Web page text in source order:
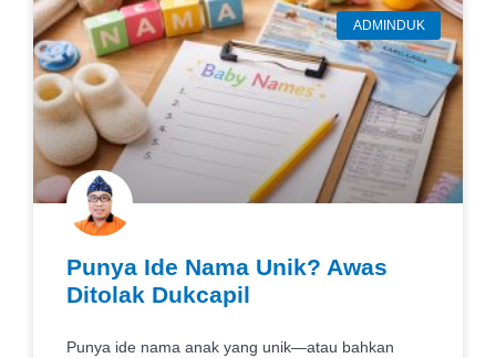
ADMINDUK
Punya Ide Nama Unik? Awas
Ditolak Dukcapil
Punya ide nama anak yang unik—atau bahkan